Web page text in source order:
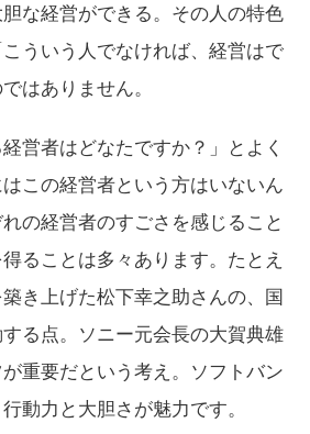
な経営ができる。その人の特色
ういう人でなければ、経営はで
はありません。
営者はどなたですか？」とよく
この経営者という方はいないん
の経営者のすごさを感じること
ることは多々あります。たとえ
き上げた松下幸之助さんの、国
る点。ソニー元会長の大賀典雄
重要だという考え。ソフトバン
動力と大胆さが魅力です。